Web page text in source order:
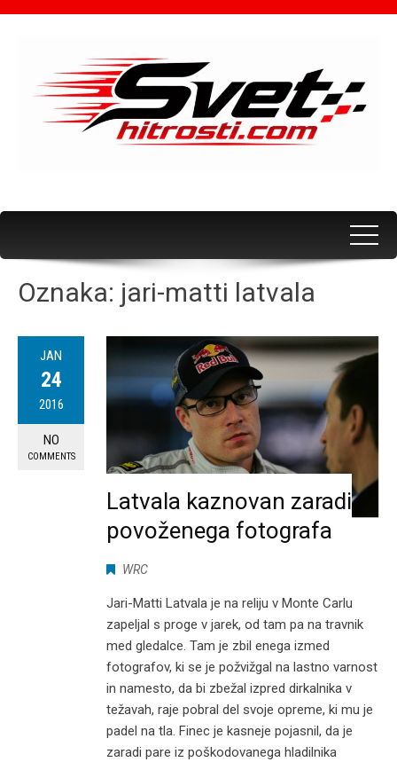
Oznaka: jari-matti latvala
JAN
24
2016
NO
COMMENTS
Latvala kaznovan zaradi
povoženega fotografa
WRC
Jari-Matti Latvala je na reliju v Monte Carlu
zapeljal s proge v jarek, od tam pa na travnik
med gledalce. Tam je zbil enega izmed
fotografov, ki se je požvižgal na lastno varnost
in namesto, da bi zbežal izpred dirkalnika v
težavah, raje pobral del svoje opreme, ki mu je
padel na tla. Finec je kasneje pojasnil, da je
zaradi pare iz poškodovanega hladilnika